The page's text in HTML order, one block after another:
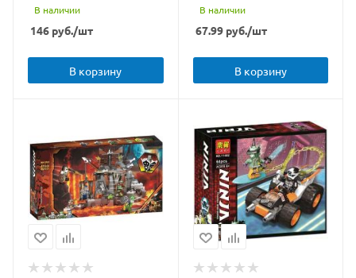
В наличии
146 руб./шт
В корзину
В наличии
67.99руб./шт
В корзину